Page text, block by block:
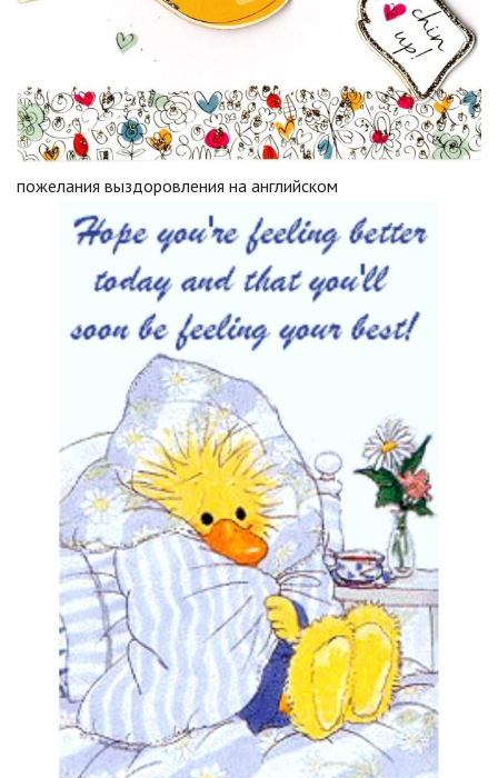
пожелания выздоровления на английском